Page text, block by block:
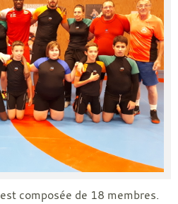
est composée de 18 membres.